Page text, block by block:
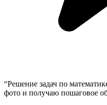
“Решение задач по
фото и получаю пошаговое